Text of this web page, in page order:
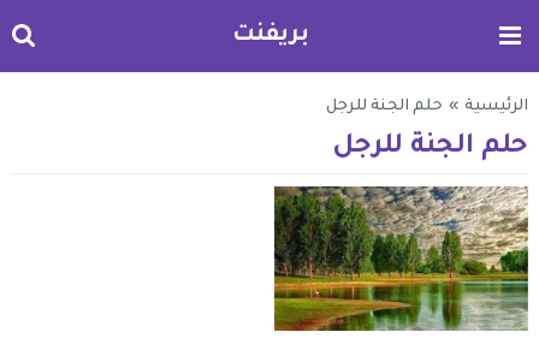
بريفنت
الرئيسية » حلم الجنة للرجل
حلم الجنة للرجل